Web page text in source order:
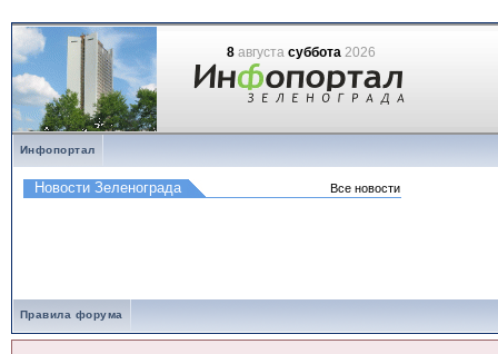
8августа суббота2026
Инфопортал
Правила форума